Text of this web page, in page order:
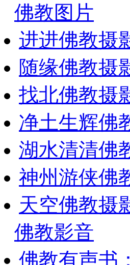
佛教图片
进进佛教摄
随缘佛教摄
找北佛教摄
净土生辉佛
湖水清清佛
神州游侠佛
天空佛教摄
佛教影音
佛教有声书